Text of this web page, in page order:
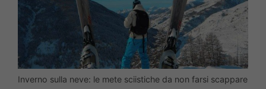
Inverno sulla neve: le mete sciistiche da non farsi scappare